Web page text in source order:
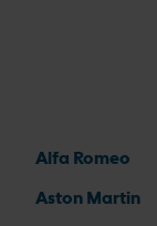
Alfa Romeo
Aston Martin